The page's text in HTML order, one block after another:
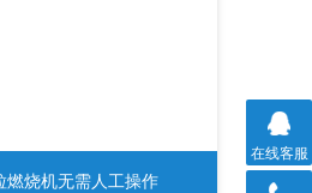
燃烧机无需人工操作
在线客服